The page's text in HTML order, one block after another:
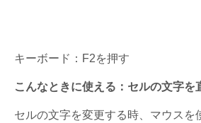
キーボード：F2を押す
こんなときに使える：セルの文字を
セルの文字を変更する時、マウス